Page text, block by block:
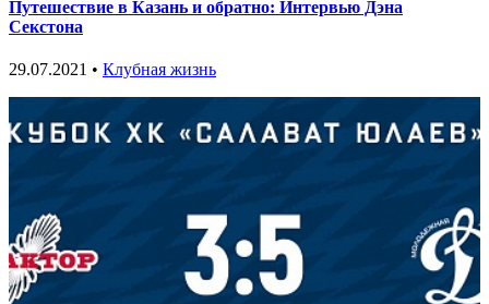
Путешествие в Казань и обратно: Интервью Дэна
Секстона
29.07.2021 • Клубная жизнь